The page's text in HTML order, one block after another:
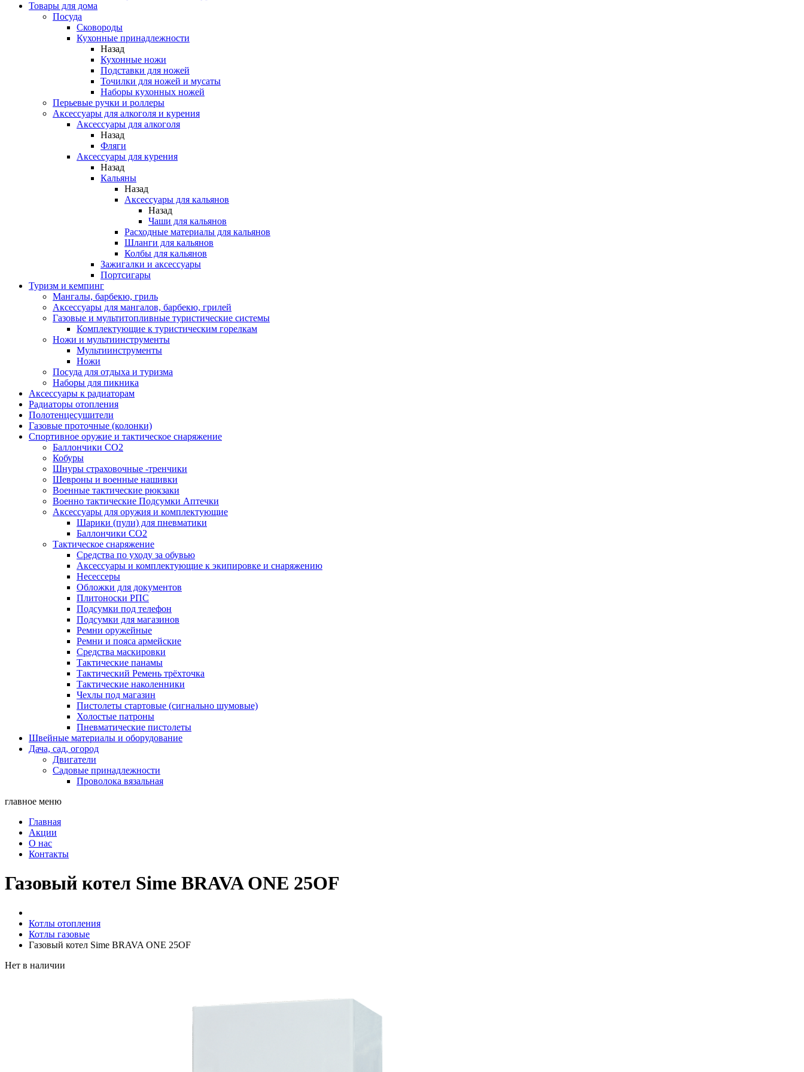
Товары для дома
Посуда
Сковороды
Кухонные принадлежности
Назад
Кухонные ножи
Подставки для ножей
Точилки для ножей и мусаты
Наборы кухонных ножей
Перьевые ручки и роллеры
Аксессуары для алкоголя и курения
Аксессуары для алкоголя
Назад
Фляги
Аксессуары для курения
Назад
Кальяны
Назад
Аксессуары для кальянов
Назад
Чаши для кальянов
Расходные материалы для кальянов
Шланги для кальянов
Колбы для кальянов
Зажигалки и аксессуары
Портсигары
Туризм и кемпинг
Мангалы, барбекю, гриль
Аксессуары для мангалов, барбекю, грилей
Газовые и мультитопливные туристические системы
Комплектующие к туристическим горелкам
Ножи и мультиинструменты
Мультиинструменты
Ножи
Посуда для отдыха и туризма
Наборы для пикника
Аксессуары к радиаторам
Радиаторы отопления
Полотенцесушители
Газовые проточные (колонки)
Спортивное оружие и тактическое снаряжение
Баллончики CO2
Кобуры
Шнуры страховочные -тренчики
Шевроны и военные нашивки
Военные тактические рюкзаки
Военно тактические Подсумки Аптечки
Аксессуары для оружия и комплектующие
Шарики (пули) для пневматики
Баллончики CO2
Тактическое снаряжение
Средства по уходу за обувью
Аксессуары и комплектующие к экипировке и снаряжению
Несессеры
Обложки для документов
Плитоноски РПС
Подсумки под телефон
Подсумки для магазинов
Ремни оружейные
Ремни и пояса армейские
Средства маскировки
Тактические панамы
Тактический Ремень трёхточка
Тактические наколенники
Чехлы под магазин
Пистолеты стартовые (сигнально шумовые)
Холостые патроны
Пневматические пистолеты
Швейные материалы и оборудование
Дача, сад, огород
Двигатели
Садовые принадлежности
Проволока вязальная
главное меню
Главная
Акции
О нас
Контакты
Газовый котел Sime BRAVA ONE 25OF
Котлы отопления
Котлы газовые
Газовый котел Sime BRAVA ONE 25OF
Нет в наличии